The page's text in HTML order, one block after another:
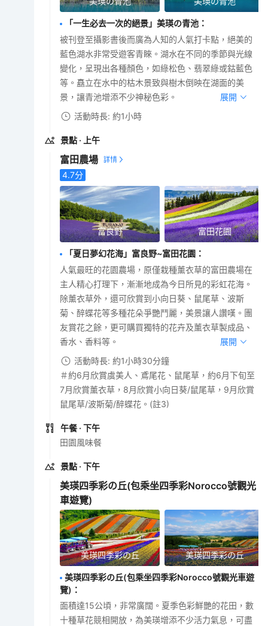
「一生必去一次的絕景」美瑛の青池 ：
被刊登至攝影書後而廣為人知的人氣打卡點，絕美的
藍色湖水非常受遊客青睞。湖水在不同的季節與光線
變化，呈現出各種顏色，如綠松色、翡翠綠或鈷藍色
等。矗立在水中的枯木景致與樹木倒映在湖面的美
景，讓青池增添不少神秘色彩。
展開
活動時長: 約1小時
景點 · 上午
富田農場
4.7分
富良野 富田花園
「夏日夢幻花海」富良野~富田花園 ：
人氣最旺的花園農場，原僅栽種薰衣草的富田農場在
主人精心打理下，漸漸地成為今日所見的彩虹花海。
除薰衣草外，還可欣賞到小向日葵、鼠尾草、波斯
菊、醉蝶花等多種花朵爭艷鬥麗，美景讓人讚嘆。團
友賞花之餘，更可購買獨特的花卉及薰衣草製成品、
香水、香料等。
展開
活動時長: 約1小時30分鐘
＃約6月欣賞虞美人、鳶尾花、鼠尾草，約6月下旬至
7月欣賞薰衣草，8月欣賞小向日葵/鼠尾草，9月欣賞
鼠尾草/波斯菊/醉蝶花。(註3)
午餐 · 下午
田園風味餐
景點 · 下午
美瑛四季彩の丘(包乘坐四季彩Norocco號觀光
車遊覽)
美瑛四季彩の丘 美瑛四季彩の丘
美瑛四季彩の丘(包乘坐四季彩Norocco號觀光車遊
覽) ：
面積達15公頃，非常廣闊。夏季色彩鮮艷的花田，數
十種草花競相開放，為美瑛增添不少活力氣息，可盡